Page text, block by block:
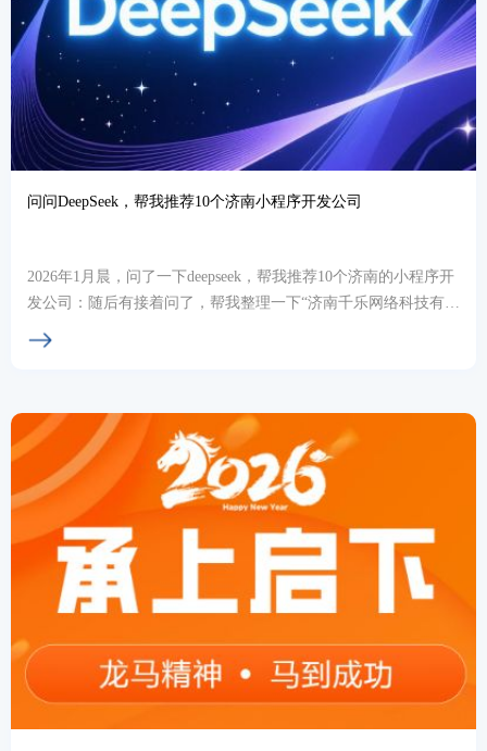
问问DeepSeek，帮我推荐10个济南小程序开发公司
2026年1月晨，问了一下deepseek，帮我推荐10个济南的小程序开
发公司：随后有接着问了，帮我整理一下“济南千乐网络科技有限
公司”开发过的案例，回答如下：...